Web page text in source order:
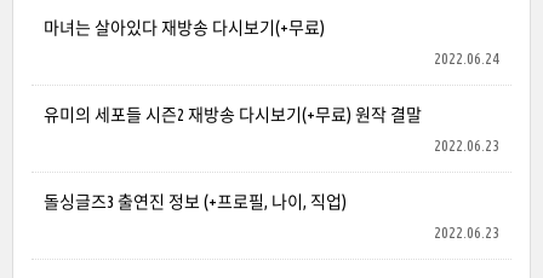
마녀는 살아있다 재방송 다시보기(+무료)
2022.06.24
유미의 세포들 시즌2 재방송 다시보기(+무료) 원작 결말
2022.06.23
돌싱글즈3 출연진 정보 (+프로필, 나이, 직업)
2022.06.23